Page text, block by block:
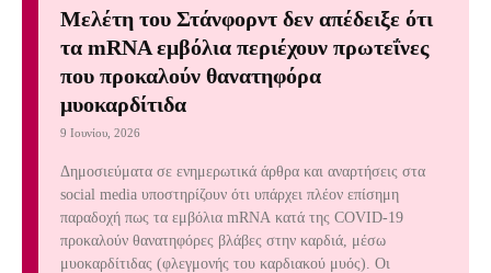
Mελέτη του Στάνφορντ δεν απέδειξε ότι
τα mRNA εμβόλια περιέχουν πρωτεΐνες
που προκαλούν θανατηφόρα
μυοκαρδίτιδα
9 Ιουνίου, 2026
Δημοσιεύματα σε ενημερωτικά άρθρα και αναρτήσεις στα
social media υποστηρίζουν ότι υπάρχει πλέον επίσημη
παραδοχή πως τα εμβόλια mRNA κατά της COVID-19
προκαλούν θανατηφόρες βλάβες στην καρδιά, μέσω
μυοκαρδίτιδας (φλεγμονής του καρδιακού μυός). Οι